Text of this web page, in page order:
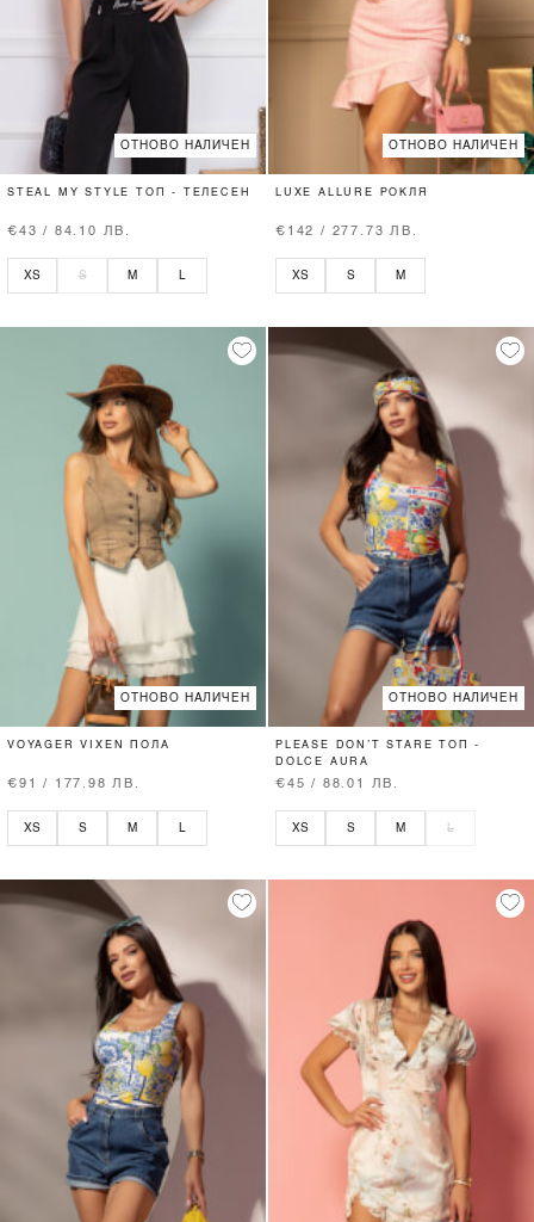
ОТНОВО НАЛИЧЕН
STEAL MY STYLE ТОП - ТЕЛЕСЕН
€43 / 84.10 ЛВ.
XS S M L
ОТНОВО НАЛИЧЕН
LUXE ALLURE РОКЛЯ
€142 / 277.73 ЛВ.
XS S M
ОТНОВО НАЛИЧЕН
VOYAGER VIXEN ПОЛА
€91 / 177.98 ЛВ.
XS S M
ОТНОВО НАЛИЧЕН
PLEASE DON’T STARE ТОП -
DOLCE AURA
€45 / 88.01 ЛВ.
XS S M L